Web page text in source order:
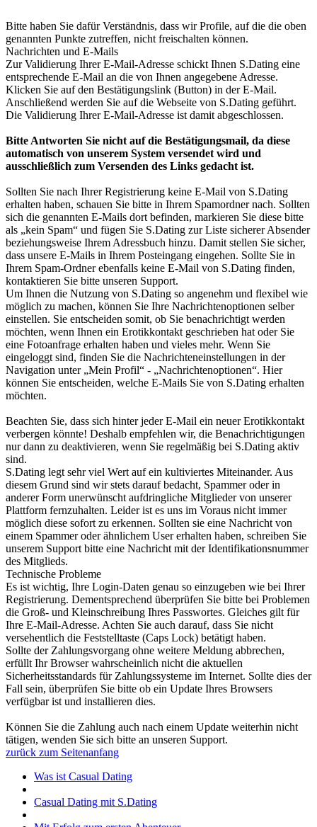
Bitte haben Sie dafür Verständnis, dass wir Profile, auf die die oben
genannten Punkte zutreffen, nicht freischalten können.
Nachrichten und E-Mails
Zur Validierung Ihrer E-Mail-Adresse schickt Ihnen S.Dating eine
entsprechende E-Mail an die von Ihnen angegebene Adresse.
Klicken Sie auf den Bestätigungslink (Button) in der E-Mail.
Anschließend werden Sie auf die Webseite von S.Dating geführt.
Die Validierung Ihrer E-Mail-Adresse ist damit abgeschlossen.
Bitte Antworten Sie nicht auf die Bestätigungsmail, da diese
automatisch von unserem System versendet wird und
ausschließlich zum Versenden des Links gedacht ist.
Sollten Sie nach Ihrer Registrierung keine E-Mail von S.Dating
erhalten haben, schauen Sie bitte in Ihrem Spamordner nach. Sollten
sich die genannten E-Mails dort befinden, markieren Sie diese bitte
als „kein Spam“ und fügen Sie S.Dating zur Liste sicherer Absender
beziehungsweise Ihrem Adressbuch hinzu. Damit stellen Sie sicher,
dass unsere E-Mails in Ihrem Posteingang eingehen. Sollte Sie in
Ihrem Spam-Ordner ebenfalls keine E-Mail von S.Dating finden,
kontaktieren Sie bitte unseren Support.
Um Ihnen die Nutzung von S.Dating so angenehm und flexibel wie
möglich zu machen, können Sie Ihre Nachrichtenoptionen selber
einstellen. Sie entscheiden somit, ob Sie benachrichtigt werden
möchten, wenn Ihnen ein Erotikkontakt geschrieben hat oder Sie
eine Fotoanfrage erhalten haben und vieles mehr. Wenn Sie
eingeloggt sind, finden Sie die Nachrichteneinstellungen in der
Navigation unter „Mein Profil“ - „Nachrichtenoptionen“. Hier
können Sie entscheiden, welche E-Mails Sie von S.Dating erhalten
möchten.
Beachten Sie, dass sich hinter jeder E-Mail ein neuer Erotikkontakt
verbergen könnte! Deshalb empfehlen wir, die Benachrichtigungen
nur dann zu deaktivieren, wenn Sie regelmäßig bei S.Dating aktiv
sind.
S.Dating legt sehr viel Wert auf ein kultiviertes Miteinander. Aus
diesem Grund sind wir stets darauf bedacht, Spammer oder in
anderer Form unerwünscht aufdringliche Mitglieder von unserer
Plattform fernzuhalten. Leider ist es uns im Voraus nicht immer
möglich diese sofort zu erkennen. Sollten sie eine Nachricht von
einem Spammer oder ähnlichem User erhalten haben, schreiben Sie
unserem Support bitte eine Nachricht mit der Identifikationsnummer
des Mitglieds.
Technische Probleme
Es ist wichtig, Ihre Login-Daten genau so einzugeben wie bei Ihrer
Registrierung. Dementsprechend überprüfen Sie bitte bei Problemen
die Groß- und Kleinschreibung Ihres Passwortes. Gleiches gilt für
Ihre E-Mail-Adresse. Achten Sie auch darauf, dass Sie nicht
versehentlich die Feststelltaste (Caps Lock) betätigt haben.
Sollte der Zahlungsvorgang ohne weitere Meldung abbrechen,
erfüllt Ihr Browser wahrscheinlich nicht die aktuellen
Sicherheitsstandards für Zahlungssysteme im Internet. Sollte dies der
Fall sein, überprüfen Sie bitte ob ein Update Ihres Browsers
verfügbar ist und installieren dies.
Können Sie die Zahlung auch nach einem Update weiterhin nicht
tätigen, wenden Sie sich bitte an unseren Support.
zurück zum Seitenanfang
Was ist Casual Dating
Casual Dating mit S.Dating